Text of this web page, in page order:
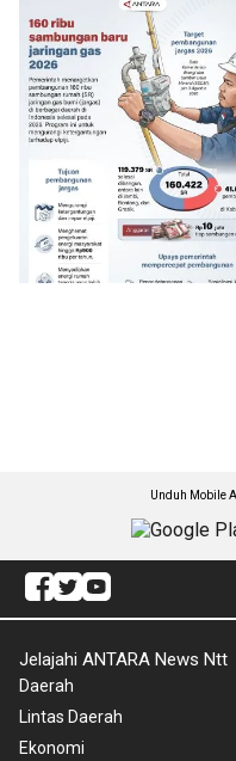
Unduh Mobile
Jelajahi ANTARA News Ntt
Daerah
Lintas Daerah
Ekonomi